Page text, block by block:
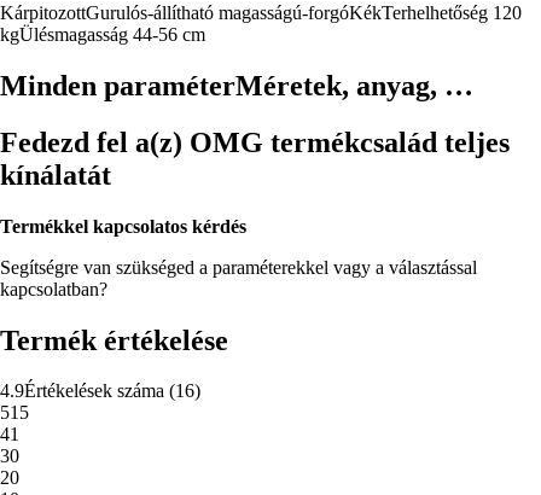
KárpitozottGurulós-állítható magasságú-forgóKékTerhelhetőség 120
kgÜlésmagasság 44-56 cm
Minden paraméterMéretek, anyag, …
Fedezd fel a(z) OMG termékcsalád teljes
kínálatát
Termékkel kapcsolatos kérdés
Segítségre van szükséged a paraméterekkel vagy a választással
kapcsolatban?
Termék értékelése
4.9Értékelések száma (16)
515
41
30
20